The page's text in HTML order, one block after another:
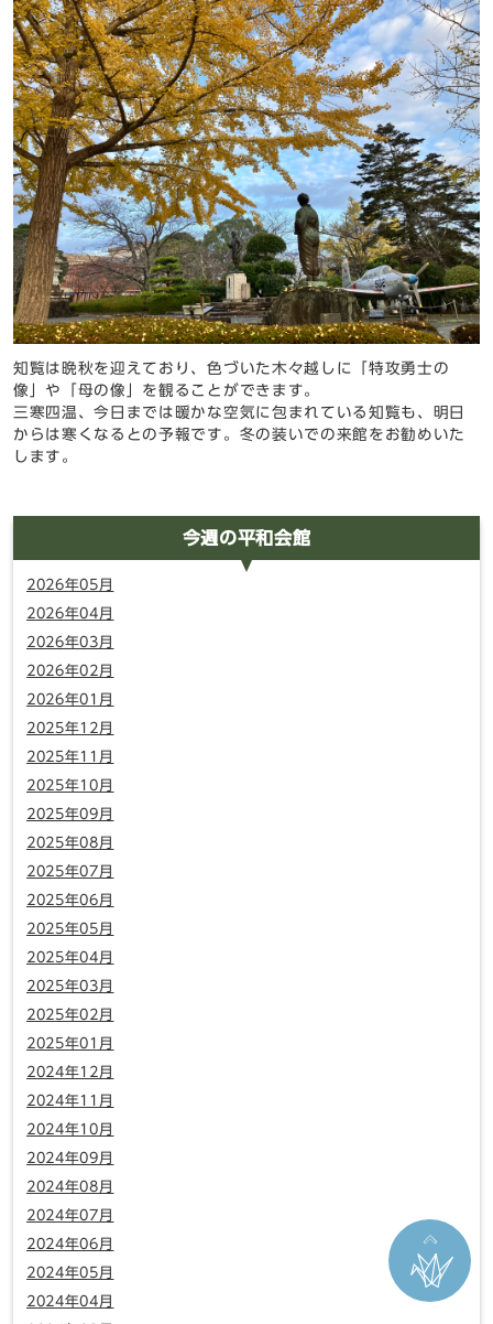
知覧は晩秋を迎えており、色づいた木々越しに「特攻勇士の
像」や「母の像」を観ることができます。
三寒四温、今日までは暖かな空気に包まれている知覧も、明日
からは寒くなるとの予報です。冬の装いでの来館をお勧めいた
します。
今週の平和会館
2026年05月
2026年04月
2026年03月
2026年02月
2026年01月
2025年12月
2025年11月
2025年10月
2025年09月
2025年08月
2025年07月
2025年06月
2025年05月
2025年04月
2025年03月
2025年02月
2025年01月
2024年12月
2024年11月
2024年10月
2024年09月
2024年08月
2024年07月
2024年06月
2024年05月
2024年04月